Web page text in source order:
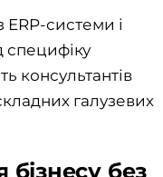
системи і
специфіку
консультантів
галузевих
без